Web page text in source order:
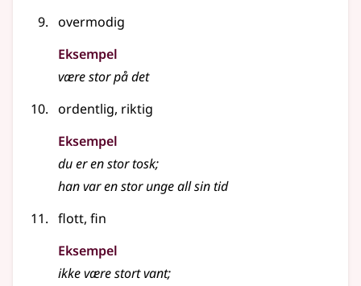
overmodig
Eksempel
være stor på det
ordentlig, riktig
Eksempel
du er enstortosk;
han var enstorunge all sin tid
flott, fin
Eksempel
ikke værestortvant;